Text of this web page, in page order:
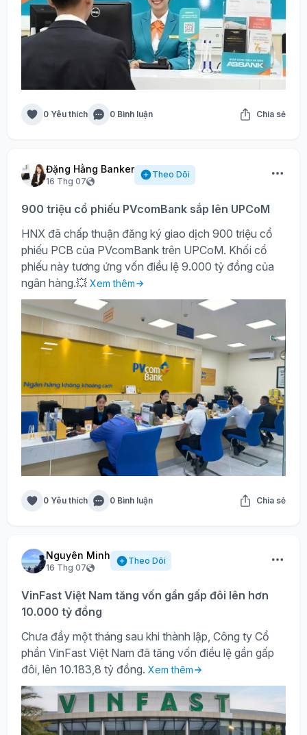
0 Yêu thích 0 Bình luận Chia sẻ
Đặng Hằng Banker
16 Thg 07
Theo Dõi
900 triệu cổ phiếu PVcomBank sắp lên UPCoM
HNX đã chấp thuận đăng ký giao dịch 900 triệu cổ
phiếu PCB của PVcomBank trên UPCoM. Khối cổ
phiếu này tương ứng vốn điều lệ 9.000 tỷ đồng của
ngân hàng.💥 Xem thêm
0 Yêu thích 0 Bình luận Chia sẻ
Nguyên Minh
16 Thg 07
Theo Dõi
VinFast Việt Nam tăng vốn gần gấp đôi lên hơn
10.000 tỷ đồng
Chưa đầy một tháng sau khi thành lập, Công ty Cổ
phần VinFast Việt Nam đã tăng vốn điều lệ gần gấp
đôi, lên 10.183,8 tỷ đồng. Xem thêm